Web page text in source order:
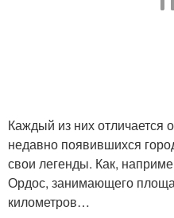
Каждый из них отличается
недавно появившихся
свои легенды. Как,
Ордос, занимающего
километров…